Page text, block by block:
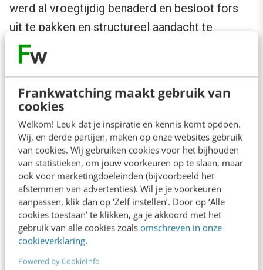
Frankwatching maakt gebruik van
cookies
Welkom! Leuk dat je inspiratie en kennis komt opdoen.
Wij, en derde partijen, maken op onze websites gebruik
van cookies. Wij gebruiken cookies voor het bijhouden
van statistieken, om jouw voorkeuren op te slaan, maar
ook voor marketingdoeleinden (bijvoorbeeld het
afstemmen van advertenties). Wil je je voorkeuren
aanpassen, klik dan op ‘Zelf instellen’. Door op ‘Alle
cookies toestaan’ te klikken, ga je akkoord met het
gebruik van alle cookies zoals omschreven in onze
cookieverklaring.
Powered by CookieInfo
werd al vroegtijdig benaderd en besloot fors
uit te pakken en structureel aandacht te
besteden aan het evenement. Met hen maakten
we vooraf uitgebreid werkafspraken over
Verslaggeefster Evelien de Bruijn zou met een
team drie dagen aanwezig zijn om Maarten te
volgen op zijn tocht door Friesland. Iedere dag
stonden verschillende reportages en live
schakelingen gepland.
4. Crisis
Donderdag 16 augustus kregen we een eerste